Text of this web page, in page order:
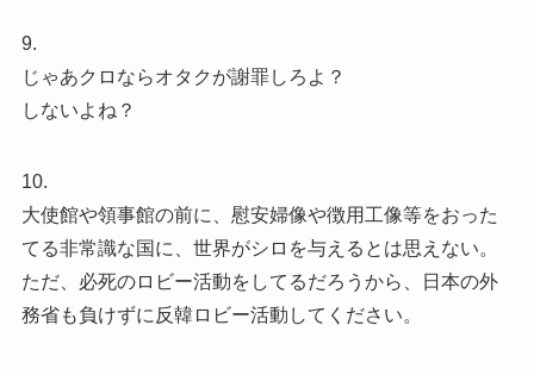
9.
じゃあクロならオタクが謝罪しろよ？
しないよね？
10.
大使館や領事館の前に、慰安婦像や徴用工像等をおった
てる非常識な国に、世界がシロを与えるとは思えない。
ただ、必死のロビー活動をしてるだろうから、日本の外
務省も負けずに反韓ロビー活動してください。